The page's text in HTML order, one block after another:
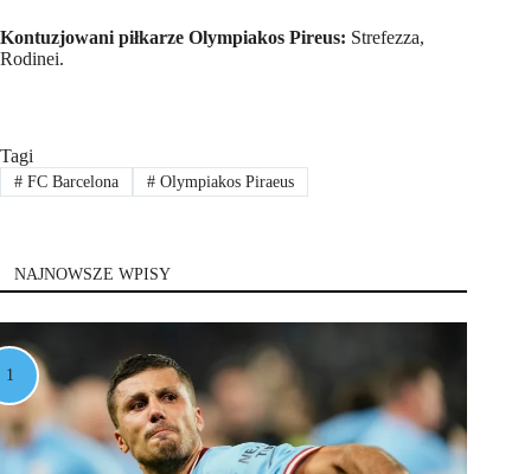
Kontuzjowani piłkarze Olympiakos Pireus: Strefezza,
Rodinei.
Tagi
#FC Barcelona #Olympiakos Piraeus
NAJNOWSZE WPISY